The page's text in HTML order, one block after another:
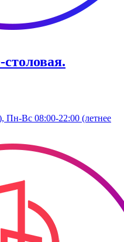
Пн-Вс 08:00-22:00 (летнее